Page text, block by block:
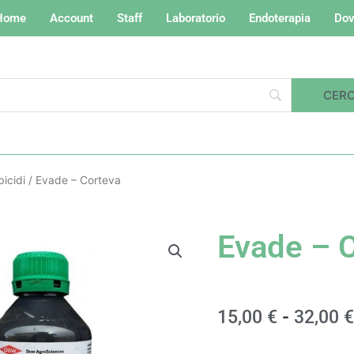
Account Staff Laboratorio Endoterapia
/ Evade – Corteva
Evade –
15,00 € - 32,00 €